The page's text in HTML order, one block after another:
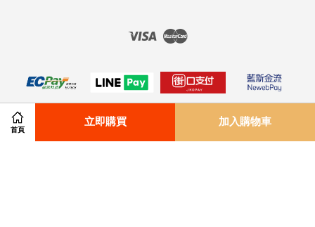
首頁
立即購買 加入購物車
Visa Master